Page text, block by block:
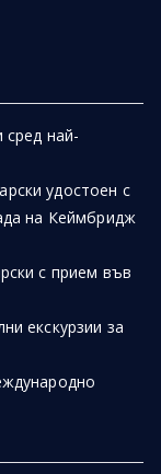
сред най-
удостоен с
на Кеймбридж
с прием във
екскурзии за